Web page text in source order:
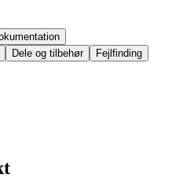
Dele og tilbehør Fejlfinding